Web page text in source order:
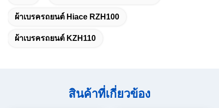
ผ้าเบรครถยนต์ Hiace RZH100
ผ้าเบรครถยนต์ KZH110
สินค้าที่เกี่ยวข้อง